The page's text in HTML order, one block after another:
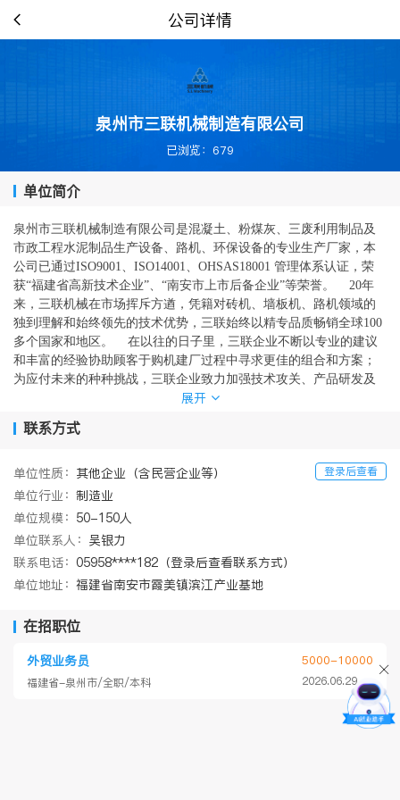
公司详情
泉州市三联机械制造有限公司
已浏览：679
单位简介
泉州市三联机械制造有限公司是混凝土、粉煤灰、三废利用制品及
市政工程水泥制品生产设备、路机、环保设备的专业生产厂家，本
公司已通过ISO9001、ISO14001、OHSAS18001 管理体系认证，荣
获“福建省高新技术企业”、“南安市上市后备企业”等荣誉。 20年
来，三联机械在市场挥斥方遒，凭籍对砖机、墙板机、路机领域的
独到理解和始终领先的技术优势，三联始终以精专品质畅销全球100
多个国家和地区。 在以往的日子里，三联企业不断以专业的建议
和丰富的经验协助顾客于购机建厂过程中寻求更佳的组合和方案；
为应付未来的种种挑战，三联企业致力加强技术攻关、产品研发及
进一步完善服务网络以满足顾客不同的需求。 在今后的日子里，
公司环境优美，交通方便，同时，公司还为员工提供以下福利：1、
2、公司提供洗衣机，方便员工日常工作生活；3、员工活动室：台
球桌、乒乓球桌、图书室等供员工放松娱乐；4、公司每逢重大节假
日，均有发放节日费用；员工生日均发放生日补助。5、公司每月20
展开
联系方式
登录后查看
单位性质： 其他企业（含民营企业等）
单位行业： 制造业
单位规模： 50-150人
单位联系人： 吴银力
联系电话： 05958****182（登录后查看联系方式）
单位地址： 福建省南安市霞美镇滨江产业基地
在招职位
外贸业务员
福建省-泉州市/全职/本科
5000-10000
2026.06.29